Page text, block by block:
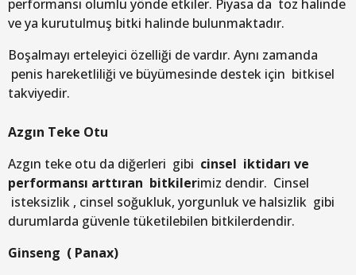
performansı olumlu yönde etkiler. Piyasa da toz halinde
ve ya kurutulmuş bitki halinde bulunmaktadır.
Boşalmayı erteleyici özelliği de vardır. Aynı zamanda
penis hareketliliği ve büyümesinde destek için bitkisel
takviyedir.
Azgın Teke Otu
Azgın teke otu da diğerleri gibi cinsel iktidarı ve
performansı arttıran bitkilerimiz dendir. Cinsel
isteksizlik , cinsel soğukluk, yorgunluk ve halsizlik gibi
durumlarda güvenle tüketilebilen bitkilerdendir.
Ginseng ( Panax)